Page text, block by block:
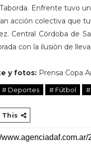
Enfrente tuvo
acción colectiva que
Central Córdoba de
con la ilusión de
y fotos: Prensa Copa
# Deportes # Fútbol
This